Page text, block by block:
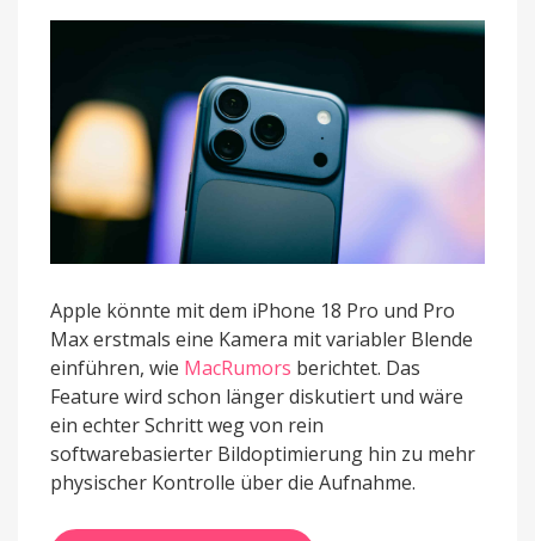
Level
heben
Apple könnte mit dem iPhone 18 Pro und Pro
Max erstmals eine Kamera mit variabler Blende
einführen, wie MacRumors berichtet. Das
Feature wird schon länger diskutiert und wäre
ein echter Schritt weg von rein
softwarebasierter Bildoptimierung hin zu mehr
physischer Kontrolle über die Aufnahme.